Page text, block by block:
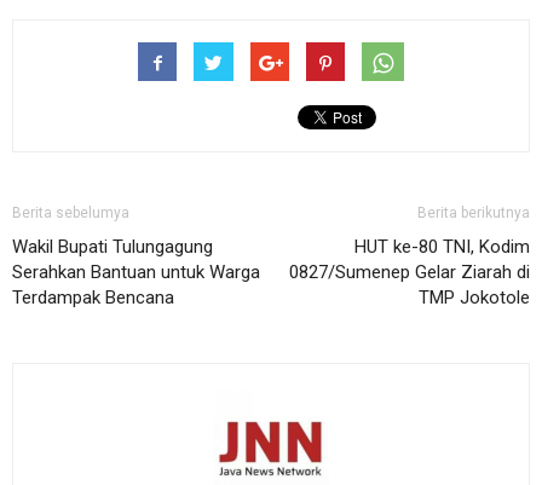
Berita sebelumya
Wakil Bupati Tulungagung
Serahkan Bantuan untuk Warga
Terdampak Bencana
Berita berikutnya
HUT ke-80 TNI, Kodim
0827/Sumenep Gelar Ziarah di
TMP Jokotole